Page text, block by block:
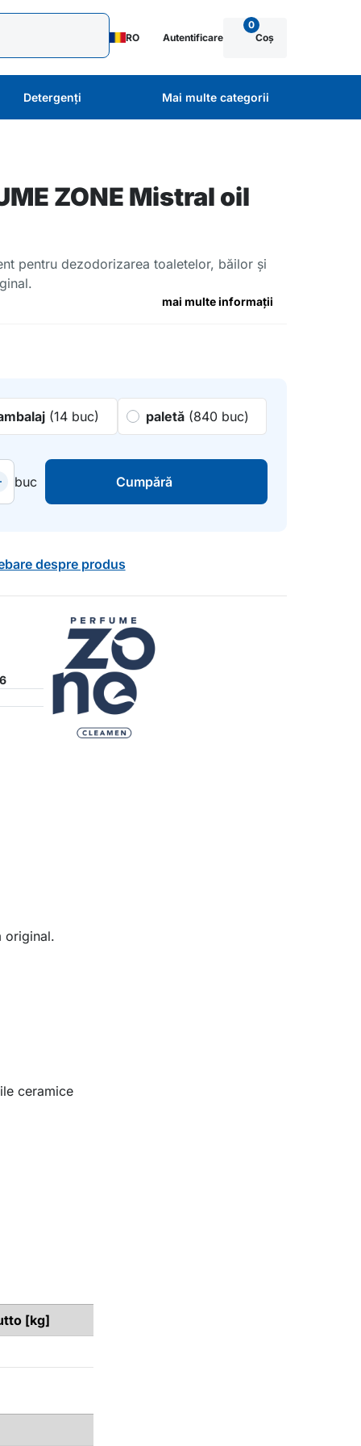
RO Autentificare
0
Coș
Detergenți Mai multe categorii
ZONE Mistral oil
pentru dezodorizarea toaletelor, băilor și
mai multe informații
(14 buc) paletă (840 buc)
buc Cumpără
despre produs
original.
ceramice
[kg]